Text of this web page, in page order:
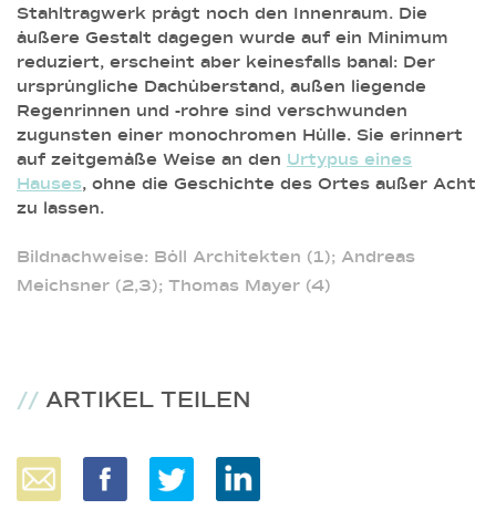
Stahltragwerk prägt noch den Innenraum. Die
äußere Gestalt dagegen wurde auf ein Minimum
reduziert, erscheint aber keinesfalls banal: Der
ursprüngliche Dachüberstand, außen liegende
Regenrinnen und -rohre sind verschwunden
zugunsten einer monochromen Hülle. Sie erinnert
auf zeitgemäße Weise an den Urtypus eines
Hauses, ohne die Geschichte des Ortes außer Acht
zu lassen.
Bildnachweise: Böll Architekten (1); Andreas
Meichsner (2,3); Thomas Mayer (4)
// ARTIKEL TEILEN